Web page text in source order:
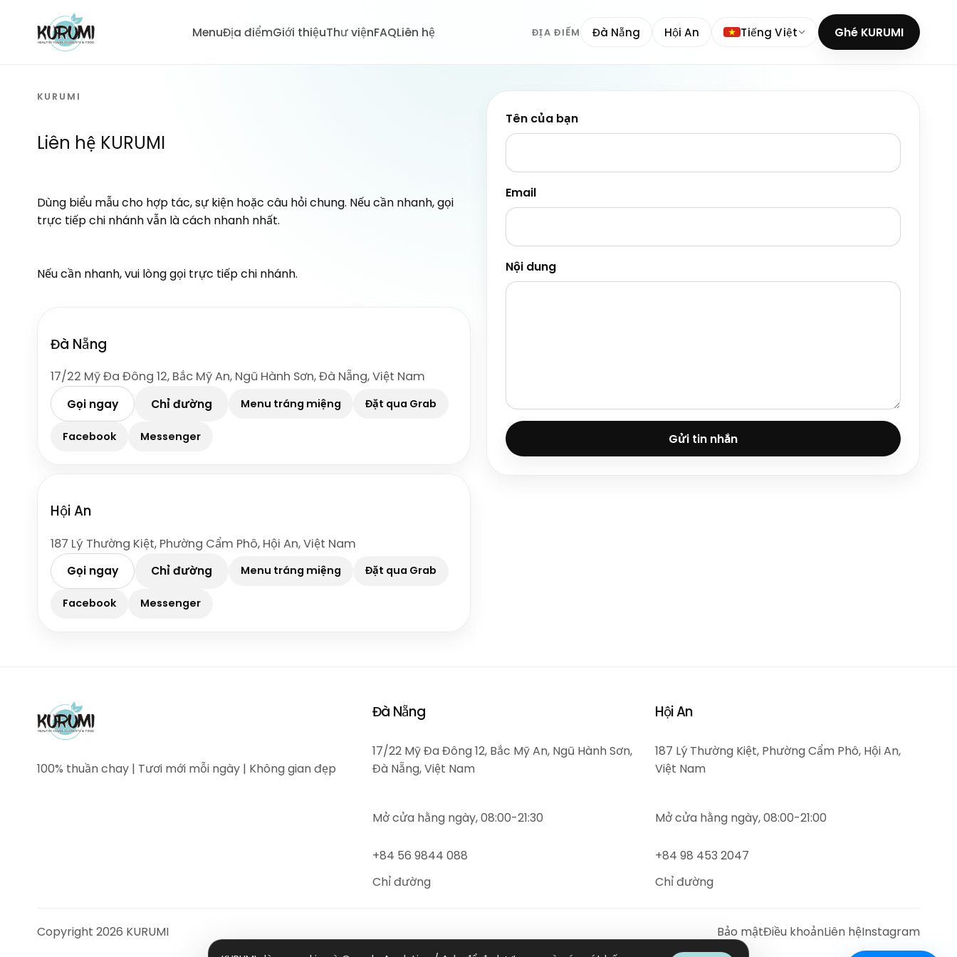
MenuĐịa điểmGiới thiệuThư việnFAQLiên hệ ĐỊA ĐIỂM Đà Nẵng Hội An Tiếng Việt Ghé KURUMI
KURUMI
Liên hệ KURUMI
Dùng biểu mẫu cho hợp tác, sự kiện hoặc câu hỏi chung. Nếu cần nhanh, gọi
trực tiếp chi nhánh vẫn là cách nhanh nhất.
Nếu cần nhanh, vui lòng gọi trực tiếp chi nhánh.
Đà Nẵng
17/22 Mỹ Đa Đông 12, Bắc Mỹ An, Ngũ Hành Sơn, Đà Nẵng, Việt Nam
Gọi ngay Chỉ đường Menu tráng miệng Đặt qua Grab
Facebook Messenger
Hội An
187 Lý Thường Kiệt, Phường Cẩm Phô, Hội An, Việt Nam
Gọi ngay Chỉ đường Menu tráng miệng Đặt qua Grab
Facebook Messenger
Tên của bạn
Email
Nội dung
Gửi tin nhắn
100% thuần chay | Tươi mới mỗi ngày | Không gian đẹp
Đà Nẵng
17/22 Mỹ Đa Đông 12, Bắc Mỹ An, Ngũ Hành Sơn,
Đà Nẵng, Việt Nam
Mở cửa hằng ngày, 08:00-21:30
+84 56 9844 088
Chỉ đường
Hội An
187 Lý Thường Kiệt, Phường Cẩm Phô, Hội An,
Việt Nam
Mở cửa hằng ngày, 08:00-21:00
+84 98 453 2047
Chỉ đường
Copyright 2026 KURUMI Bảo mậtĐiều khoảnLiên hệInstagram